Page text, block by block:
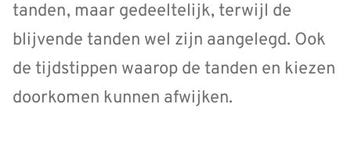
tanden, maar gedeeltelijk, terwijl de
blijvende tanden wel zijn aangelegd. Ook
de tijdstippen waarop de tanden en kiezen
doorkomen kunnen afwijken.